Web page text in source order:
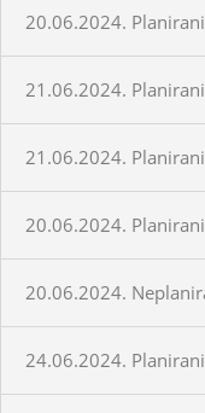
20.06.2024.
21.06.2024.
21.06.2024.
20.06.2024.
20.06.2024.
24.06.2024.